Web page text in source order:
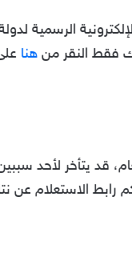
الرسمية
فقط النقر من هنا
قد يتأخر لأحد
الاستعلام عن